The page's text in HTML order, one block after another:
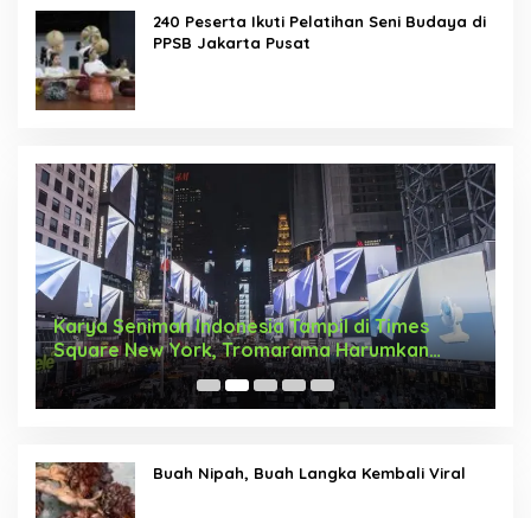
240 Peserta Ikuti Pelatihan Seni Budaya di
PPSB Jakarta Pusat
Karya Seniman Indonesia Tampil di Times
Square New York, Tromarama Harumkan
Nama Bangsa
Buah Nipah, Buah Langka Kembali Viral